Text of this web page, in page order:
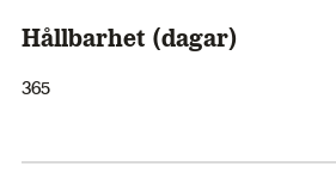
Hållbarhet (dagar)
365